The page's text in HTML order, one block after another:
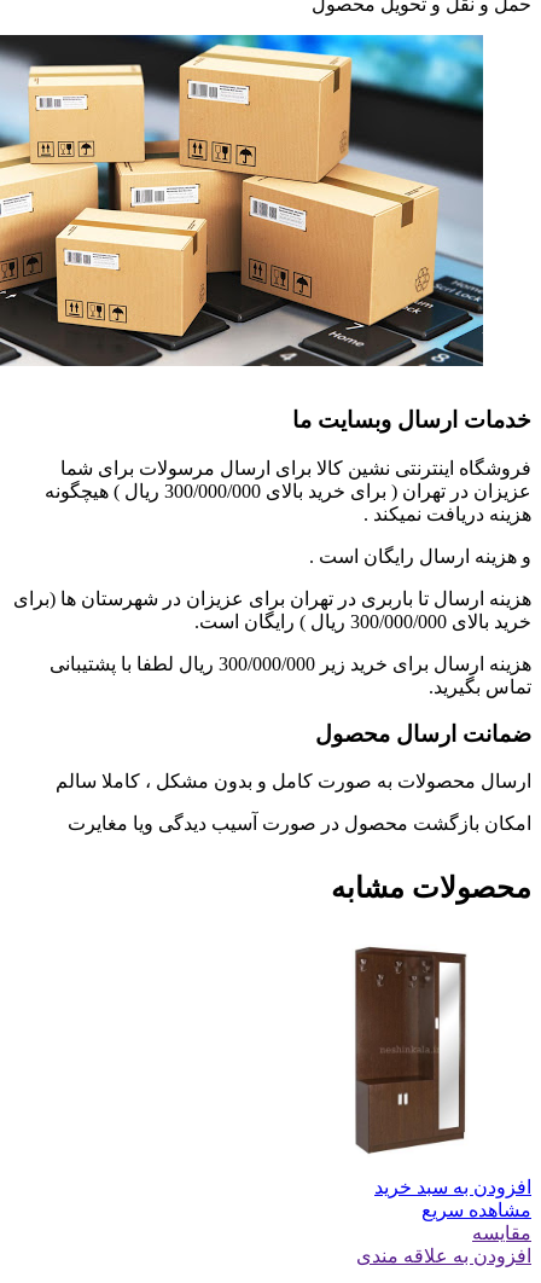
حمل و نقل و تحویل محصول
خدمات ارسال وبسایت ما
فروشگاه اینترنتی نشین کالا برای ارسال مرسولات برای شما
عزیزان در تهران ( برای خرید بالای 300/000/000 ریال ) هیچگونه
هزینه دریافت نمیکند .
و هزینه ارسال رایگان است .
هزینه ارسال تا باربری در تهران برای عزیزان در شهرستان ها (برای
خرید بالای 300/000/000 ریال ) رایگان است.
هزینه ارسال برای خرید زیر 300/000/000 ریال لطفا با پشتیبانی
تماس بگیرید.
ضمانت ارسال محصول
ارسال محصولات به صورت کامل و بدون مشکل ، کاملا سالم
امکان بازگشت محصول در صورت آسیب دیدگی ویا مغایرت
محصولات مشابه
افزودن به سبد خرید
مشاهده سریع
مقایسه
افزودن به علاقه مندی